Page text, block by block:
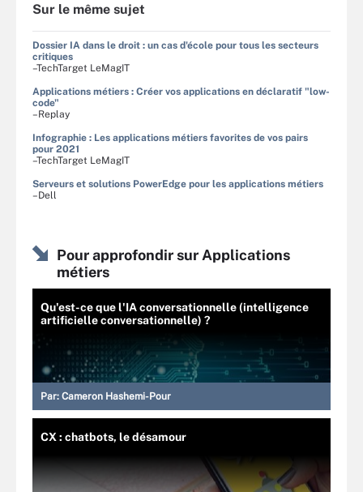
Sur le même sujet
Dossier IA dans le droit : un cas d'école pour tous les secteurs
critiques
–TechTarget LeMagIT
Applications métiers : Créer vos applications en déclaratif "low-
code"
–Replay
Infographie : Les applications métiers favorites de vos pairs
pour 2021
–TechTarget LeMagIT
Serveurs et solutions PowerEdge pour les applications métiers
–Dell
Pour approfondir sur Applications
métiers
Qu'est-ce que l'IA conversationnelle (intelligence
artificielle conversationnelle) ?
Par: Cameron Hashemi-Pour
CX : chatbots, le désamour